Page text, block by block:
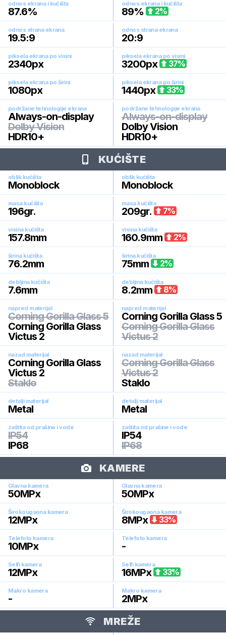
odnos ekrana i kućišta
87.6%
odnos ekrana i kućišta
89% 2%
odnos strana ekrana
19.5:9
odnos strana ekrana
20:9
piksela ekrana po visini
2340px
piksela ekrana po visini
3200px 37%
piksela ekrana po širini
1080px
piksela ekrana po širini
1440px 33%
podržane tehnologije ekrana
Always-on-display
Dolby Vision
HDR10+
podržane tehnologije ekrana
Always-on-display
Dolby Vision
HDR10+
KUĆIŠTE
oblik kućišta
Monoblock
oblik kućišta
Monoblock
masa kućišta
196gr.
masa kućišta
209gr. 7%
visina kućišta
157.8mm
visina kućišta
160.9mm 2%
širina kućišta
76.2mm
širina kućišta
75mm 2%
debljina kućišta
7.6mm
debljina kućišta
8.2mm 8%
napred materijal
Corning Gorilla Glass 5
Corning Gorilla Glass
Victus 2
napred materijal
Corning Gorilla Glass 5
Corning Gorilla Glass
Victus 2
nazad materijal
Corning Gorilla Glass
Victus 2
Staklo
nazad materijal
Corning Gorilla Glass
Victus 2
Staklo
detalji materijal
Metal
detalji materijal
Metal
zaštita od prašine i vode
IP54
IP68
zaštita od prašine i vode
IP54
IP68
KAMERE
Glavna kamera
50MPx
Glavna kamera
50MPx
Širokougaona kamera
12MPx
Širokougaona kamera
8MPx 33%
Telefoto kamera
10MPx
Telefoto kamera
-
Selfi kamera
12MPx
Selfi kamera
16MPx 33%
Makro kamera
-
Makro kamera
2MPx
MREŽE